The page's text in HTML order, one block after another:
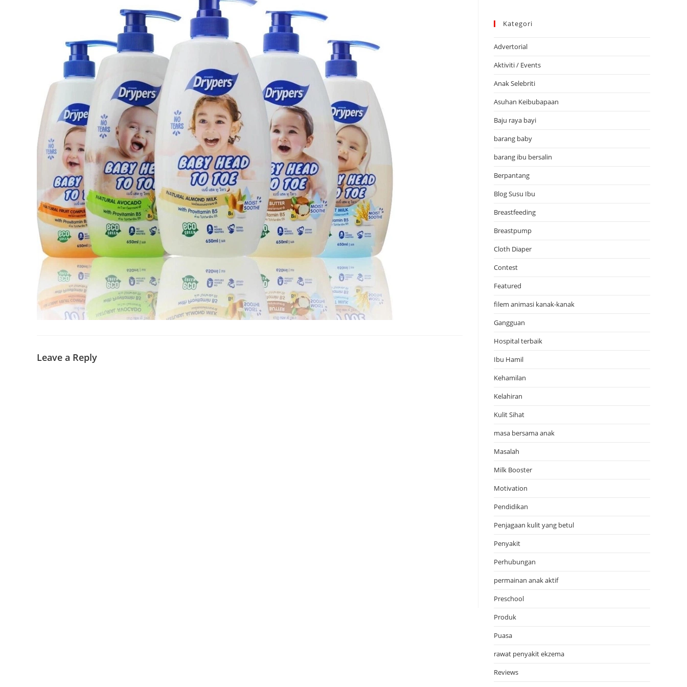
Leave a Reply
Kategori
Advertorial
Aktiviti / Events
Anak Selebriti
Asuhan Keibubapaan
Baju raya bayi
barang baby
barang ibu bersalin
Berpantang
Blog Susu Ibu
Breastfeeding
Breastpump
Cloth Diaper
Contest
Featured
filem animasi kanak-kanak
Gangguan
Hospital terbaik
Ibu Hamil
Kehamilan
Kelahiran
Kulit Sihat
masa bersama anak
Masalah
Milk Booster
Motivation
Pendidikan
Penjagaan kulit yang betul
Penyakit
Perhubungan
permainan anak aktif
Preschool
Produk
Puasa
rawat penyakit ekzema
Reviews